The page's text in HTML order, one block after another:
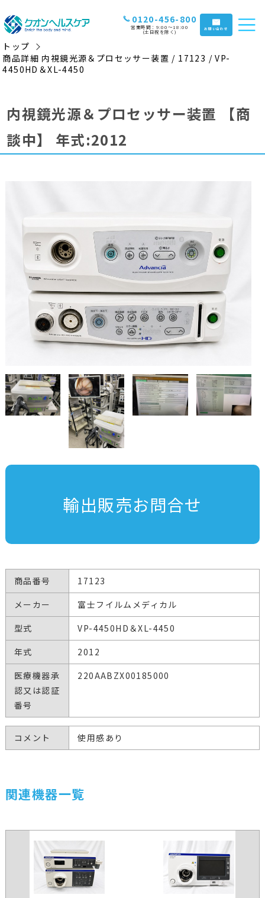
0120-456-800
営業時間：9:00〜18:00
(土日祝を除く) お問い合わせ
トップ
商品詳細 内視鏡光源＆プロセッサー装置 / 17123 / VP-
4450HD＆XL-4450
内視鏡光源＆プロセッサー装置
【商
談中】
年式:2012
輸出販売お問合せ
商品番号
17123
メーカー
富士フイルムメディカル
型式
VP-4450HD＆XL-4450
年式
2012
医療機器承
認又は認証
番号
220AABZX00185000
コメント 使用感あり
関連機器一覧